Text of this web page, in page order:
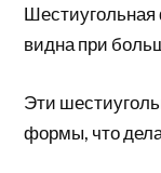
видна при
Эти
формы, что